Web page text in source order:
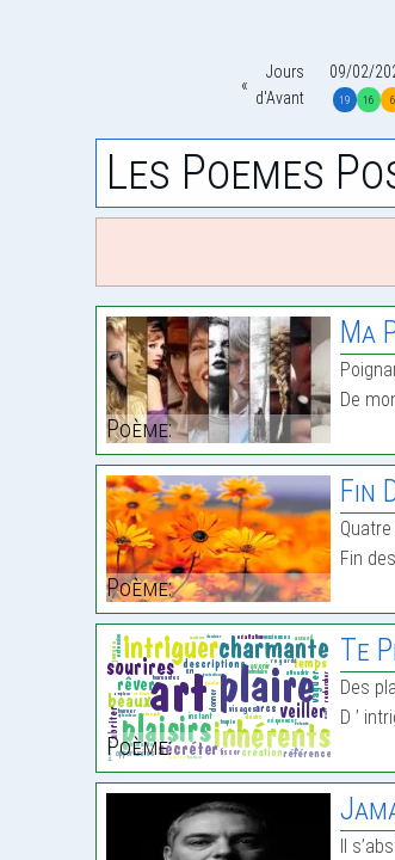
Jours
d'Avant
09/02/
19 16 6
Les Poemes
Poème:
Ma
De
Poème:
Fin
Fin
Poème:
Te
Des
D ’
Il